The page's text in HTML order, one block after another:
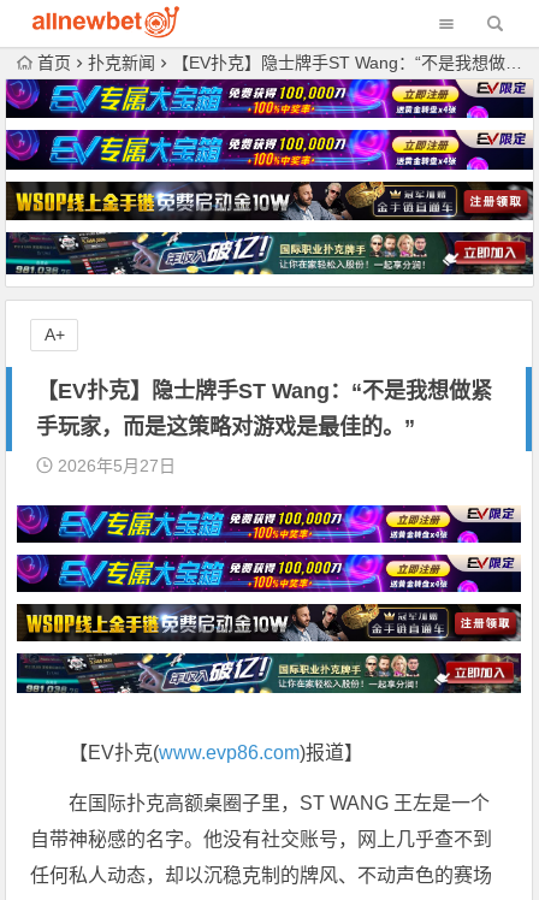
首页 扑克新闻 【EV扑克】隐士牌手ST Wang：“不是我想做紧手玩家，而是这策略对游戏是最佳的。”
【EV扑克】隐士牌手ST Wang：“不是我想做紧
手玩家，而是这策略对游戏是最佳的。”
2026年5月27日
【EV扑克(www.evp86.com)报道】
在国际扑克高额桌圈子里，ST WANG 王左是一个
自带神秘感的名字。他没有社交账号，网上几乎查不到
任何私人动态，却以沉稳克制的牌风、不动声色的赛场
A+